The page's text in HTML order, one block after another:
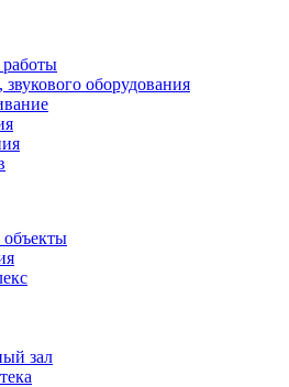
звукового оборудования
зал